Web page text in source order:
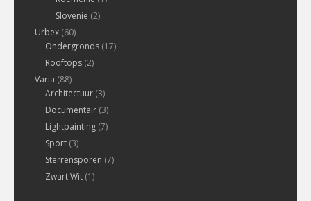
Slovenie (2)
Urbex (60)
Ondergronds (17)
Rooftops (2)
Varia (88)
Architectuur (3)
Documentair (3)
Lightpainting (7)
Sport (3)
Sterrensporen (7)
Zwart Wit (1)